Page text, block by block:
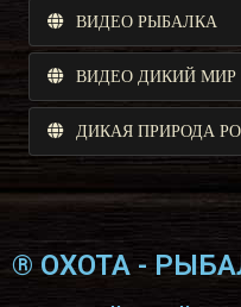
ВИДЕО РЫБАЛКА
ВИДЕО ДИКИЙ МИР
ДИКАЯ ПРИРОДА
® ОХОТА -